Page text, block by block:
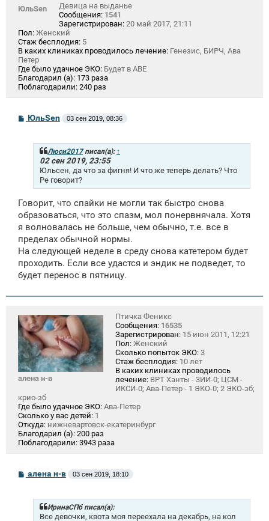
ЮльSen
Девица на выданье
Сообщения: 1541
Зарегистрирован: 20 май 2017, 21:11
Пол: Женский
Стаж бесплодия: 5
В каких клиниках проводилось лечение: Генезис, БИРЧ, Ава
Петер
Где было удачное ЭКО: Будет в АВЕ
Благодарил (а): 173 раза
Поблагодарили: 240 раз
СЮльSen 03 сен 2019, 08:36
Люси2017писал(а): ↑
02 сен 2019, 23:55
Юльсен, да что за фигня! И что же теперь делать? Что
Ре говорит?
Говорит, что спайки не могли так быстро снова
образоваться, что это спазм, мол понервнячала. Хотя
я волновалась не больше, чем обычно, т.е. все в
пределах обычной нормы.
На следующей неделе в среду снова катетером будет
проходить. Если все удастся и эндик не подведет, то
будет перенос в пятницу.
алена н-в
Птичка Феникс
Сообщения: 16535
Зарегистрирован: 15 июн 2011, 12:21
Пол: Женский
Сколько попыток ЭКО: 3
Стаж бесплодия: 10 лет
В каких клиниках проводилось
лечение: ВРТ Ханты - 3ИИ-0; ЦСМ -
ИКСИ-0; Ава-Петер - 1 ЭКО-0; 2 ЭКО-зб;
крио-зб
Где было удачное ЭКО: Ава-Петер
Сколько у вас детей: 1
Откуда: нижневартовск-екатеринбург
Благодарил (а): 200 раз
Поблагодарили: 3943 раза
Салена н-в 03 сен 2019, 18:10
ИринаСПб писал(а):
Все девочки, квота моя переехала на декабрь, на кол